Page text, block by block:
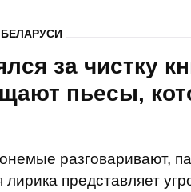
за чистку
пьесы,
разговаривают,
представляет